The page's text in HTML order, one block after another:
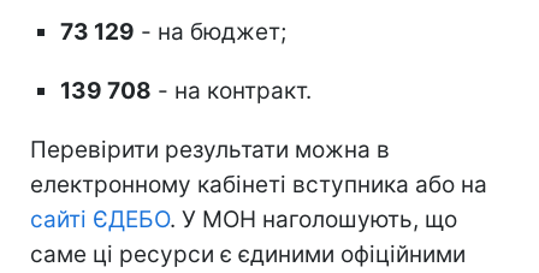
73 129 - на бюджет;
139 708 - на контракт.
Перевірити результати можна в
електронному кабінеті вступника або на
сайті ЄДЕБО. У МОН наголошують, що
саме ці ресурси є єдиними офіційними